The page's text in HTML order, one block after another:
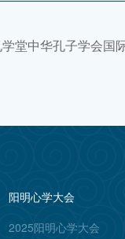
堂中华孔子学会国
阳明心学大会
2025阳明心学大会